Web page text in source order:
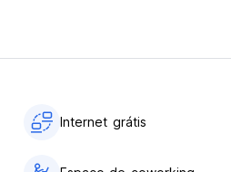
Internet grátis